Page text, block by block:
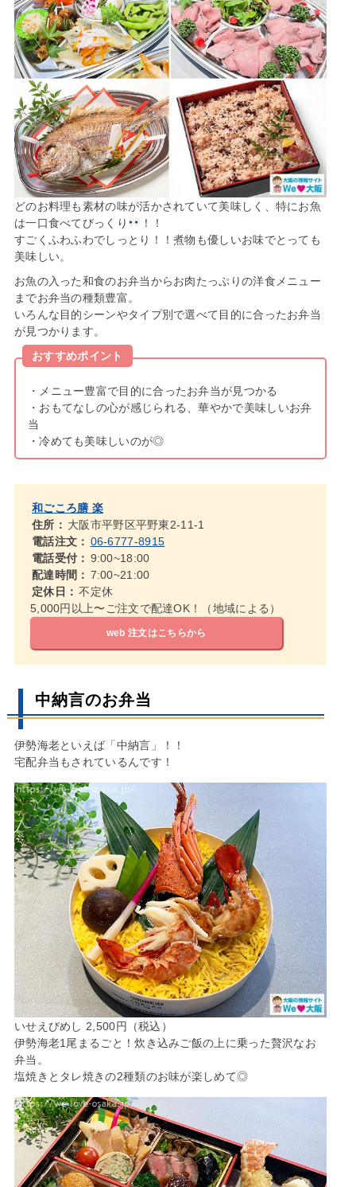
どのお料理も素材の味が活かされていて美味しく、特にお魚
は一口食べてびっくり
！！
すごくふわふわでしっとり！！煮物も優しいお味でとっても
美味しい。
お魚の入った和食のお弁当からお肉たっぷりの洋食メニュー
までお弁当の種類豊富。
いろんな目的シーンやタイプ別で選べて目的に合ったお弁当
が見つかります。
おすすめポイント
・メニュー豊富で目的に合ったお弁当が見つかる
・おもてなしの心が感じられる、華やかで美味しいお弁
当
・冷めても美味しいのが◎
和ごころ膳 楽
住所： 大阪市平野区平野東2-11-1
電話注文： 06-6777-8915
電話受付： 9:00~18:00
配達時間： 7:00~21:00
定休日： 不定休
5,000円以上〜ご注文で配達OK！（地域による）
web 注文はこちらから
中納言のお弁当
伊勢海老といえば「中納言」！！
宅配弁当もされているんです！
いせえびめし 2,500円（税込）
伊勢海老1尾まるごと！炊き込みご飯の上に乗った贅沢なお
弁当。
塩焼きとタレ焼きの2種類のお味が楽しめて◎